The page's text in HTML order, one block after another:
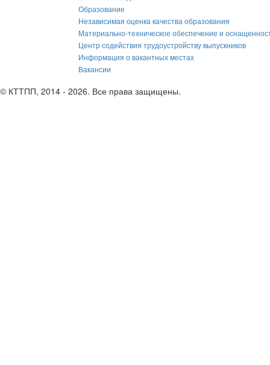
Образование
Независимая оценка качества образования
Материально-техническое обеспечение и
Центр содействия трудоустройству выпускников
Информация о вакантных местах
Вакансии
© КТТПП, 2014 - 2026. Все права защищены.